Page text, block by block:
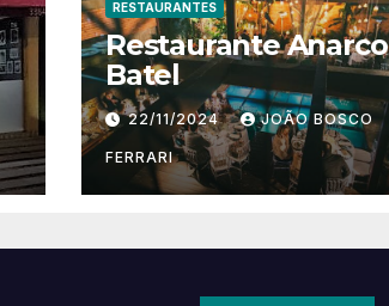
RESTAURANTES
Restaurante Anarco
Batel
22/11/2024 JOÃO BOSCO
FERRARI